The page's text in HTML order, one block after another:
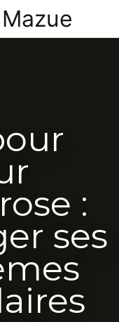
:
ses